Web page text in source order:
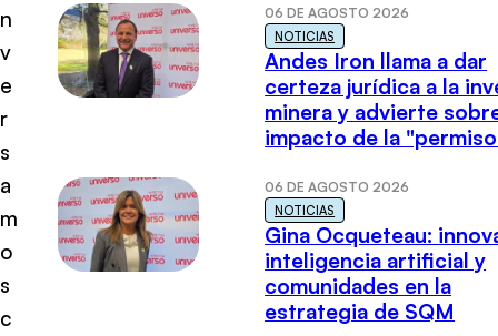
n
v
e
r
s
a
m
o
s
c
06 DE AGOSTO 2026
NOTICIAS
Andes Iron llama a dar
certeza jurídica a la
minera y advierte
impacto de la
06 DE AGOSTO 2026
NOTICIAS
Gina Ocqueteau:
inteligencia artificial y
comunidades en la
estrategia de SQM